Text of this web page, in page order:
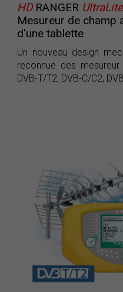
HDRANGER UltraLite
Mesureur de champ
d'une tablette
Un nouveau design
reconnue des
DVB-T/T2, DVB-C/C2,